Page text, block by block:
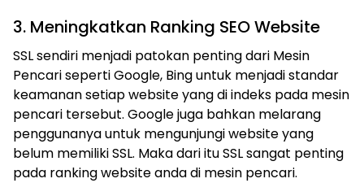
3. Meningkatkan Ranking SEO Website
SSL sendiri menjadi patokan penting dari Mesin
Pencari seperti Google, Bing untuk menjadi standar
keamanan setiap website yang di indeks pada mesin
pencari tersebut. Google juga bahkan melarang
penggunanya untuk mengunjungi website yang
belum memiliki SSL. Maka dari itu SSL sangat penting
pada ranking website anda di mesin pencari.